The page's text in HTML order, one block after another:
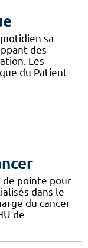
sa
des
Les
du Patient
de pointe pour
dans le
du cancer
de